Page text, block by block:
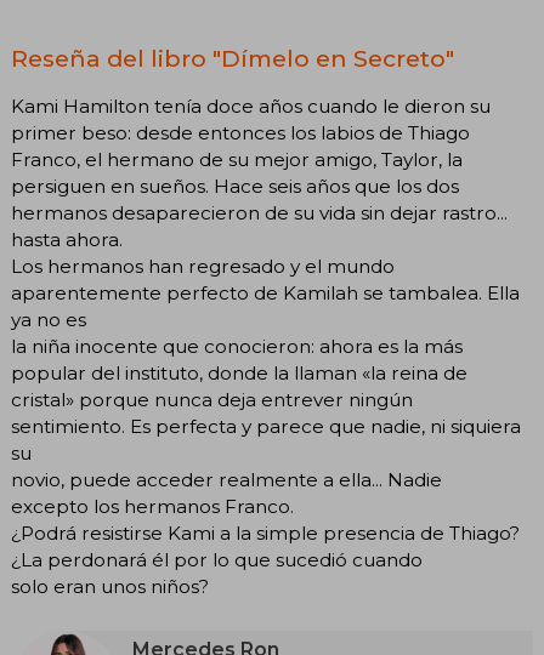
Reseña del libro "Dímelo en Secreto"
Kami Hamilton tenía doce años cuando le dieron su
primer beso: desde entonces los labios de Thiago
Franco, el hermano de su mejor amigo, Taylor, la
persiguen en sueños. Hace seis años que los dos
hermanos desaparecieron de su vida sin dejar rastro...
hasta ahora.
Los hermanos han regresado y el mundo
aparentemente perfecto de Kamilah se tambalea. Ella
ya no es
la niña inocente que conocieron: ahora es la más
popular del instituto, donde la llaman «la reina de
cristal» porque nunca deja entrever ningún
sentimiento. Es perfecta y parece que nadie, ni siquiera
su
novio, puede acceder realmente a ella... Nadie
excepto los hermanos Franco.
¿Podrá resistirse Kami a la simple presencia de Thiago?
¿La perdonará él por lo que sucedió cuando
solo eran unos niños?
Mercedes Ron